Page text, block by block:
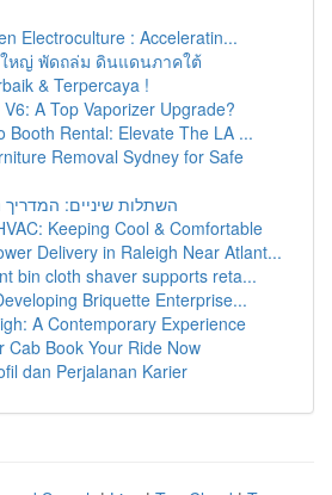
Electroculture : Acceleratin...
หญ่ พัดถล่ม ดินแดนภาคใต้
& Terpercaya !
A Top Vaporizer Upgrade?
Booth Rental: Elevate The LA ...
Removal Sydney for Safe
השתלות שיניים:
Keeping Cool & Comfortable
Delivery in Raleigh Near Atlant...
bin cloth shaver supports reta...
Briquette Enterprise...
A Contemporary Experience
Cab Book Your Ride Now
dan Perjalanan Karier